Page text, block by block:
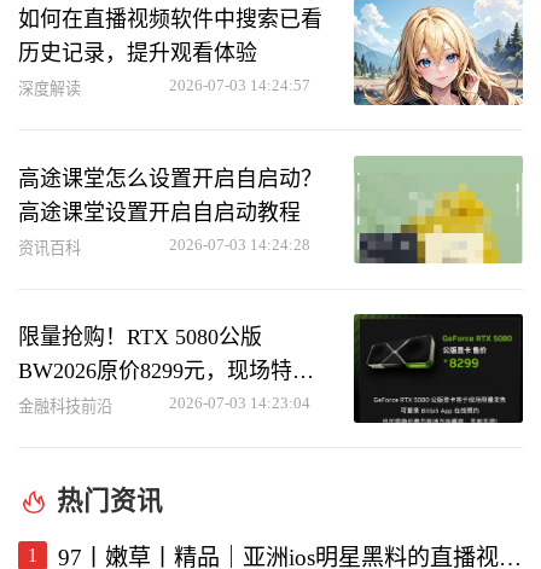
如何在直播视频软件中搜索已看
历史记录，提升观看体验
深度解读 2026-07-03 14:24:57
高途课堂怎么设置开启自启动？
高途课堂设置开启自启动教程
资讯百科 2026-07-03 14:24:28
限量抢购！RTX 5080公版
BW2026原价8299元，现场特惠
优惠
金融科技前沿 2026-07-03 14:23:04
热门资讯
1 97丨嫩草丨精品｜亚洲ios明星黑料的直播视频软件深度解析